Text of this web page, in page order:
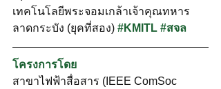
เทคโนโลยีพระจอมเกล้าเจ้าคุณทหาร
ลาดกระบัง (ยุคที่สอง) #KMITL #สจล
โครงการโดย
สาขาไฟฟ้าสื่อสาร (IEEE ComSoc